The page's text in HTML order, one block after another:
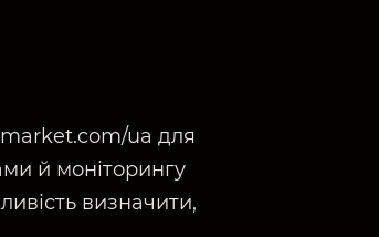
ua для
й моніторингу
визначити,